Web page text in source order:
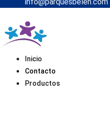
Inicio
Contacto
Productos